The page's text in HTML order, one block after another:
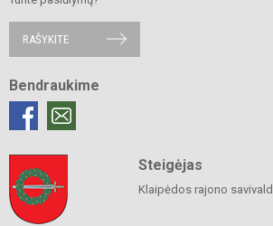
RAŠYKITE
Bendraukime
Steigėjas
Klaipėdos rajono